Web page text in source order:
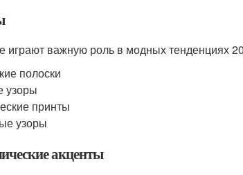
играют важную роль в модных тенденциях
полоски
узоры
принты
узоры
акценты